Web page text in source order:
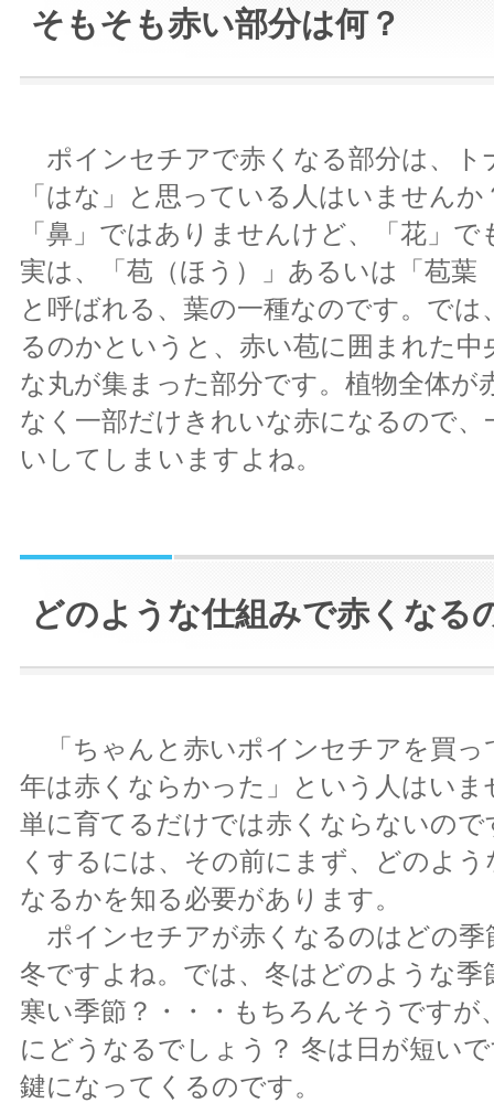
そもそも赤い部分は何？
ポインセチアで赤くなる部分は、ト
「はな」と思っている人はいません
「鼻」ではありませんけど、「花」
実は、「苞（ほう）」あるいは「苞葉
と呼ばれる、葉の一種なのです。では
るのかというと、赤い苞に囲まれた中
な丸が集まった部分です。植物全体が
なく一部だけきれいな赤になるので、
いしてしまいますよね。
どのような仕組みで赤くなる
「ちゃんと赤いポインセチアを買っ
年は赤くならかった」という人はいま
単に育てるだけでは赤くならないの
くするには、その前にまず、どのよ
なるかを知る必要があります。
ポインセチアが赤くなるのはどの季
冬ですよね。では、冬はどのような季
寒い季節？・・・もちろんそうですが
にどうなるでしょう？ 冬は日が短い
鍵になってくるのです。